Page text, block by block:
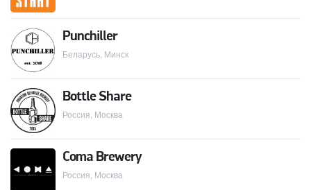
Punchiller
Беларусь, Минск
Bottle Share
Россия, Москва
Coma Brewery
Россия, Москва